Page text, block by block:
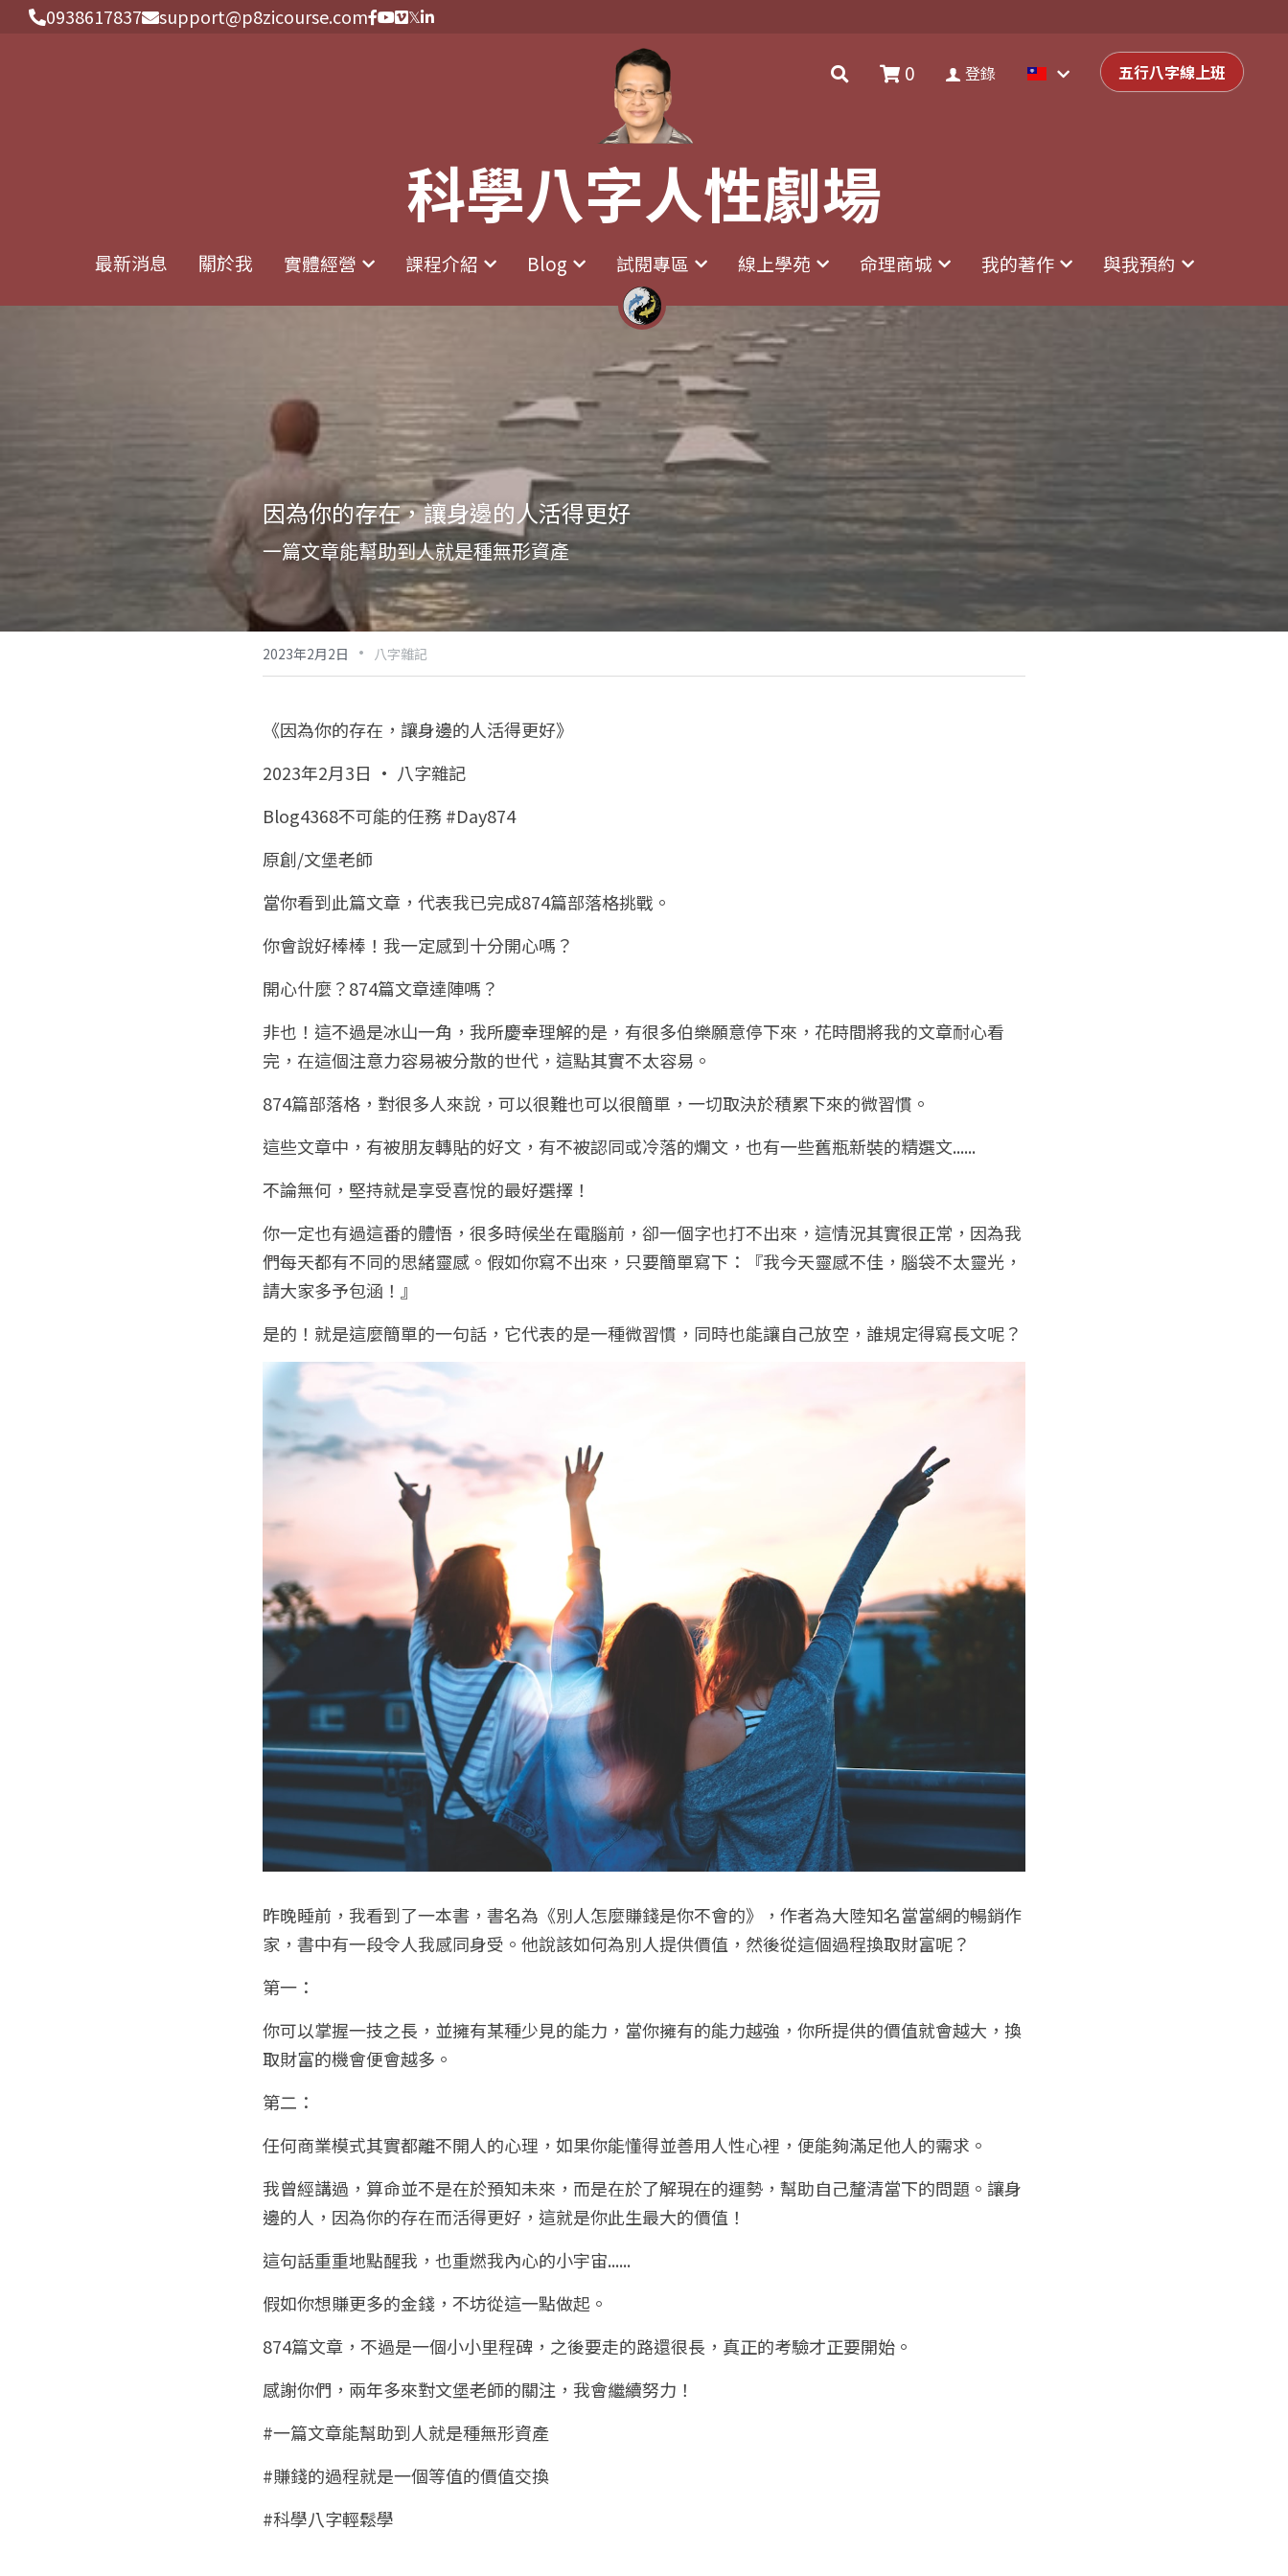
0938617837 support@p8zicourse.com
科學八字人性劇場
最新消息 關於我 實體經營 課程介紹 Blog 試閱專區 線上學苑 命理商城 我的著作 與我預約
0 登錄 五行八字線上班
0938617837 support@p8zicourse.com
科學八字人性劇場
最新消息 關於我 實體經營 課程介紹 Blog 試閱專區 線上學苑 命理商城 我的著作 與我預約
0 登錄 五行八字線上班
因為你的存在，讓身邊的人活得更好
一篇文章能幫助到人就是種無形資產
2023年2月2日 · 八字雜記
《因為你的存在，讓身邊的人活得更好》
2023年2月3日 · 八字雜記
Blog4368不可能的任務 #Day874
原創/文堡老師
當你看到此篇文章，代表我已完成874篇部落格挑戰。
你會說好棒棒！我一定感到十分開心嗎？
開心什麼？874篇文章達陣嗎？
非也！這不過是冰山一角，我所慶幸理解的是，有很多伯樂願意停下來，花時間將我的文章耐心看
完，在這個注意力容易被分散的世代，這點其實不太容易。
874篇部落格，對很多人來說，可以很難也可以很簡單，一切取決於積累下來的微習慣。
這些文章中，有被朋友轉貼的好文，有不被認同或冷落的爛文，也有一些舊瓶新裝的精選文......
不論無何，堅持就是享受喜悅的最好選擇！
你一定也有過這番的體悟，很多時候坐在電腦前，卻一個字也打不出來，這情況其實很正常，因為我
們每天都有不同的思緒靈感。假如你寫不出來，只要簡單寫下：『我今天靈感不佳，腦袋不太靈光，
請大家多予包涵！』
是的！就是這麼簡單的一句話，它代表的是一種微習慣，同時也能讓自己放空，誰規定得寫長文呢？
昨晚睡前，我看到了一本書，書名為《別人怎麼賺錢是你不會的》，作者為大陸知名當當網的暢銷作
家，書中有一段令人我感同身受。他說該如何為別人提供價值，然後從這個過程換取財富呢？
第一：
你可以掌握一技之長，並擁有某種少見的能力，當你擁有的能力越強，你所提供的價值就會越大，換
取財富的機會便會越多。
第二：
任何商業模式其實都離不開人的心理，如果你能懂得並善用人性心裡，便能夠滿足他人的需求。
我曾經講過，算命並不是在於預知未來，而是在於了解現在的運勢，幫助自己釐清當下的問題。讓身
邊的人，因為你的存在而活得更好，這就是你此生最大的價值！
這句話重重地點醒我，也重燃我內心的小宇宙......
假如你想賺更多的金錢，不坊從這一點做起。
874篇文章，不過是一個小小里程碑，之後要走的路還很長，真正的考驗才正要開始。
感謝你們，兩年多來對文堡老師的關注，我會繼續努力！
#一篇文章能幫助到人就是種無形資產
#賺錢的過程就是一個等值的價值交換
#科學八字輕鬆學